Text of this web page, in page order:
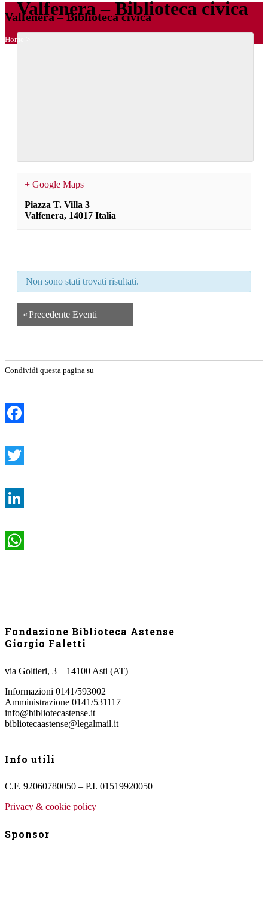
Valfenera – Biblioteca civica
Home
Valfenera – Biblioteca civica
+ Google Maps
Piazza T. Villa 3
Valfenera, 14017 Italia
Non sono stati trovati risultati.
«Precedente Eventi
Condividi questa pagina su
Fondazione Biblioteca Astense
Giorgio Faletti
via Goltieri, 3 – 14100 Asti (AT)
Informazioni 0141/593002
Amministrazione 0141/531117
info@bibliotecastense.it
bibliotecaastense@legalmail.it
Info utili
C.F. 92060780050 – P.I. 01519920050
Privacy & cookie policy
Sponsor